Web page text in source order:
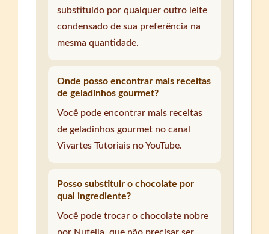
substituído por qualquer outro leite
condensado de sua preferência na
mesma quantidade.
Onde posso encontrar mais receitas
de geladinhos gourmet?
Você pode encontrar mais receitas
de geladinhos gourmet no canal
Vivartes Tutoriais no YouTube.
Posso substituir o chocolate por
qual ingrediente?
Você pode trocar o chocolate nobre